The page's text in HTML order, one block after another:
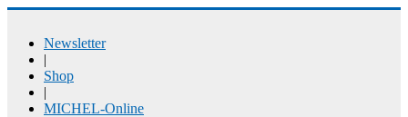
Newsletter
|
Shop
|
MICHEL-Online